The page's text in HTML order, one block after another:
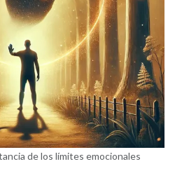
de los límites emocionales